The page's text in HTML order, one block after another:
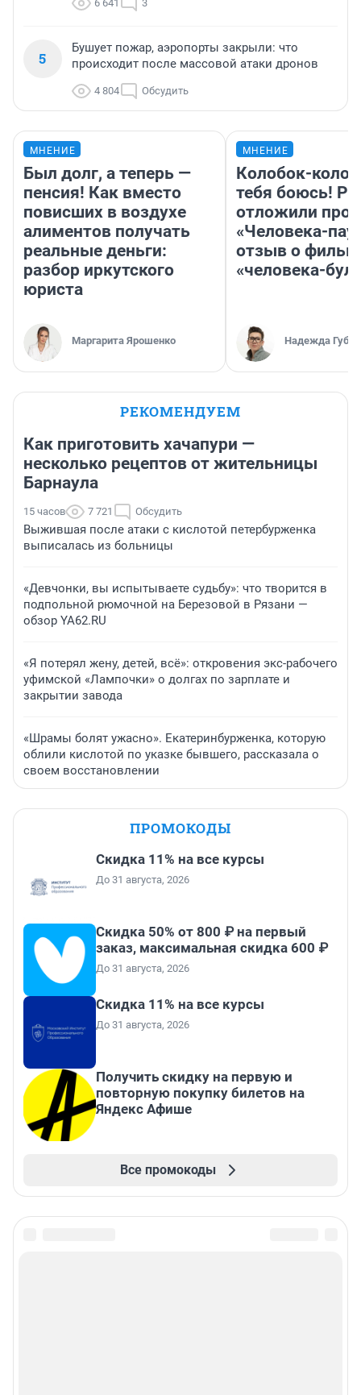
6 641 3
5
Бушует пожар, аэропорты закрыли: что
происходит после массовой атаки дронов
4 804 Обсудить
МНЕНИЕ
Был долг, а теперь —
пенсия! Как вместо
повисших в воздухе
алиментов получать
реальные деньги:
разбор иркутского
юриста
Маргарита Ярошенко
МНЕНИЕ
Колобок-
тебя боюсь!
отложили
«Человека-
отзыв о
«человека-
Надежда
РЕКОМЕНДУЕМ
Как приготовить хачапури —
несколько рецептов от жительницы
Барнаула
15 часов 7 721 Обсудить
Выжившая после атаки с кислотой петербурженка
выписалась из больницы
«Девчонки, вы испытываете судьбу»: что творится в
подпольной рюмочной на Березовой в Рязани —
обзор YA62.RU
«Я потерял жену, детей, всё»: откровения экс-рабочего
уфимской «Лампочки» о долгах по зарплате и
закрытии завода
«Шрамы болят ужасно». Екатеринбурженка, которую
облили кислотой по указке бывшего, рассказала о
своем восстановлении
ПРОМОКОДЫ
Скидка 11% на все курсы
До 31 августа, 2026
Скидка 50% от 800 ₽ на первый
заказ, максимальная скидка 600 ₽
До 31 августа, 2026
Скидка 11% на все курсы
До 31 августа, 2026
Получить скидку на первую и
повторную покупку билетов на
Яндекс Афише
Все промокоды